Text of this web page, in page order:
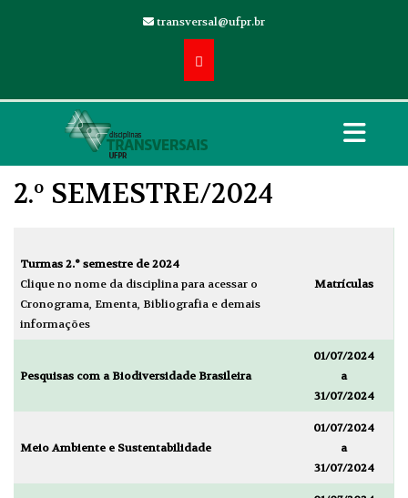
transversal@ufpr.br
2.º SEMESTRE/2024
Turmas 2.° semestre de 2024
Clique no nome da disciplina para acessar o
Cronograma, Ementa, Bibliografia e demais
informações
Matrículas
Pesquisas com a Biodiversidade Brasileira
01/07/2024
a
31/07/2024
Meio Ambiente e Sustentabilidade
01/07/2024
a
31/07/2024